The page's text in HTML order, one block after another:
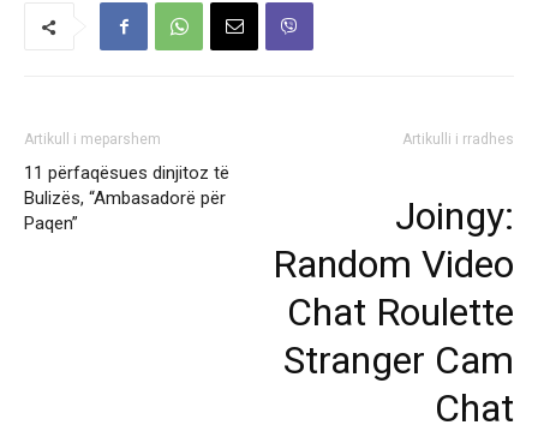
Artikull i meparshem
11 përfaqësues dinjitoz të
Bulizës, “Ambasadorë për
Paqen”
Artikulli i rradhes
Joingy:
Random Video
Chat Roulette
Stranger Cam
Chat